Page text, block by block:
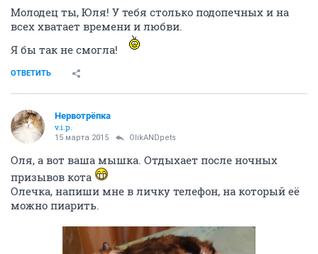
Ричи ее намывает, любит очень
v.i.p.
15 марта 2015
Я, правда, в Сеню влюбилась!
Малышки перестали чихать, зеленых сопелек
надеюсь, все будет хорошо и скоро дойдем до